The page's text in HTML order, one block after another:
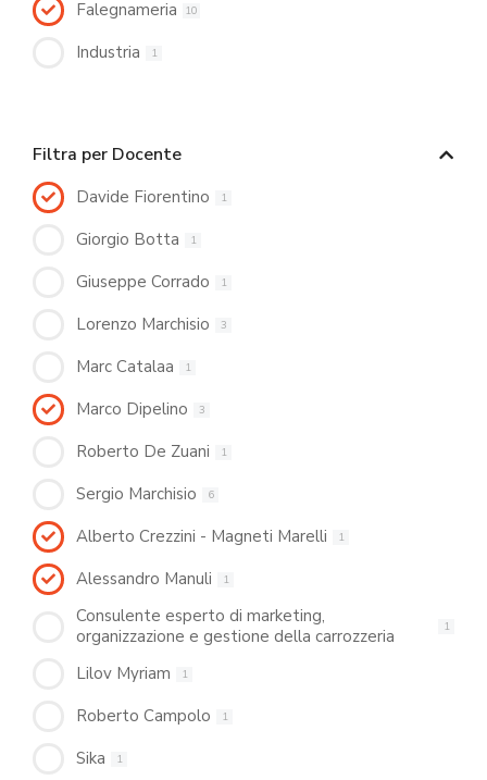
Falegnameria 10
Industria 1
Filtra per Docente
Davide Fiorentino 1
Giorgio Botta 1
Giuseppe Corrado 1
Lorenzo Marchisio 3
Marc Catalaa 1
Marco Dipelino 3
Roberto De Zuani 1
Sergio Marchisio 6
Alberto Crezzini - Magneti Marelli 1
Alessandro Manuli 1
Consulente esperto di marketing,
organizzazione e gestione della carrozzeria
1
Lilov Myriam 1
Roberto Campolo 1
Sika 1